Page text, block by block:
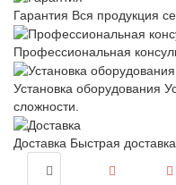
Гарантия Вся продукция
Профессиональная
Установка оборудования
сложности.
Доставка Быстрая